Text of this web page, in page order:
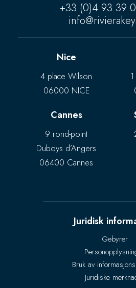
+33 (0)4 93 39
Nice
4 place Wilson
06000 NICE
Cannes
9 rond-point
Duboys d’Angers
06400 Cannes
Juridisk
Gebyrer
Bruk av
Juridiske